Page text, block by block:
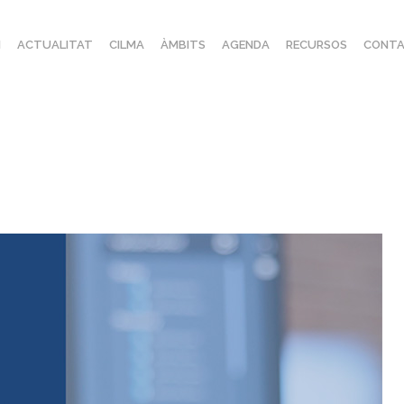
ACTUALITAT CILMA ÀMBITS AGENDA RECURSOS